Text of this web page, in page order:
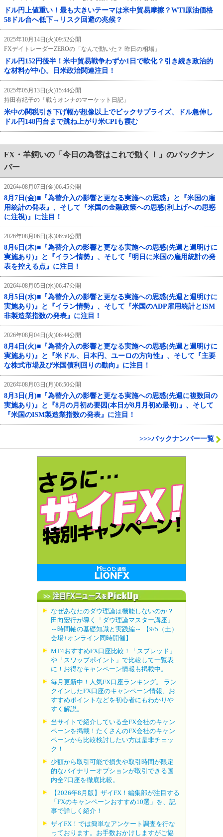
ドル円上値重い！最も大きいテーマは米中貿易摩擦？WTI原油価格
58ドル台へ低下→リスク回避の兆候？
2025年10月14日(火)09:52公開
FXデイトレーダーZEROの「なんで動いた？ 昨日の相場」
ドル円152円後半！米中貿易戦争わずか1日で軟化？引き続き政治的
な材料が中心。日米政治関連注目！
2025年05月13日(火)15:44公開
持田有紀子の「戦うオンナのマーケット日記」
米中の関税引き下げ幅が想像以上でビックサプライズ、ドル急伸し
ドル円148円台まで跳ね上がり米CPIも霞む
FX・羊飼いの「今日の為替はこれで動く！」のバックナン
バー
2026年08月07日(金)06:45公開
8月7日(金)■『為替介入の影響と更なる実施への思惑』と『米国の雇
用統計の発表』、そして『米国の金融政策への思惑(利上げへの思惑
に注視)』に注目！
2026年08月06日(木)06:50公開
8月6日(木)■『為替介入の影響と更なる実施への思惑(先週と週明けに
実施あり)』と『イラン情勢』、そして『明日に米国の雇用統計の発
表を控える点』に注目！
2026年08月05日(水)06:47公開
8月5日(水)■『為替介入の影響と更なる実施への思惑(先週と週明けに
実施あり)』と『イラン情勢』、そして『米国のADP雇用統計とISM
非製造業指数の発表』に注目！
2026年08月04日(火)06:44公開
8月4日(火)■『為替介入の影響と更なる実施への思惑(先週と週明けに
実施あり)』と『米ドル、日本円、ユーロの方向性』、そして『主要
な株式市場及び米国債利回りの動向』に注目！
2026年08月03日(月)06:50公開
8月3日(月)■『為替介入の影響と更なる実施への思惑(先週に複数回の
実施あり)』と『8月の月初め要因(本日が8月月初め最初)』、そして
『米国のISM製造業指数の発表』に注目！
>>>バックナンバー一覧
なぜあなたのダウ理論は機能しないのか？
田向宏行が導く「ダウ理論マスター講座」
～時間軸の基礎知識と実践編～ 【9/5（土）
会場+オンライン同時開催】
MT4おすすめFX口座比較！「スプレッド」
や「スワップポイント」で比較して一覧表
に！お得なキャンペーン情報も掲載中。
毎月更新中！人気FX口座ランキング。 ラン
クインしたFX口座のキャンペーン情報、お
すすめポイントなどを初心者にもわかりや
すく解説。
当サイトで紹介している全FX会社のキャン
ペーンを掲載！たくさんのFX会社のキャン
ペーンから比較検討したい方は是非チェッ
ク！
少額から取引可能で損失や取引時間が限定
的なバイナリーオプションが取引できる国
内全7口座を徹底比較。
【2026年8月版】ザイFX！編集部が注目する
「FXのキャンペーンおすすめ10選」を、記
事で詳しく紹介！
ザイFX！では簡単なアンケート調査を行な
っております。お手数おかけしますがご協